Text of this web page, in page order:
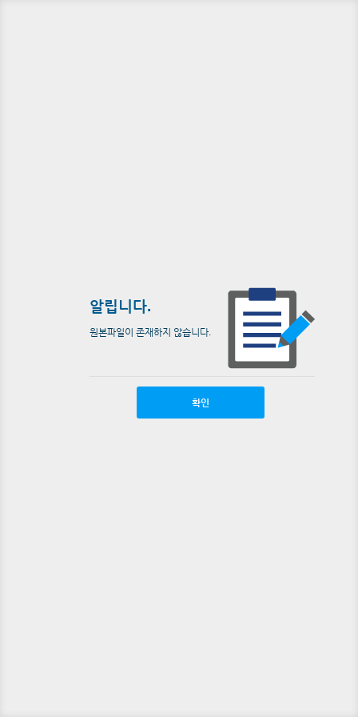
알립니다.
원본파일이 존재하지 않습니다.